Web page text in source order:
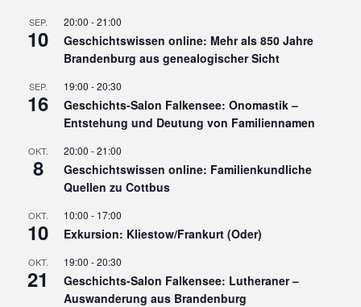
SEP.
10
20:00 -21:00
Geschichtswissen online: Mehr als 850 Jahre
Brandenburg aus genealogischer Sicht
SEP.
16
19:00 -20:30
Geschichts-Salon Falkensee: Onomastik –
Entstehung und Deutung von Familiennamen
OKT.
8
20:00 -21:00
Geschichtswissen online: Familienkundliche
Quellen zu Cottbus
OKT.
10
10:00 - 17:00
Exkursion: Kliestow/Frankurt (Oder)
OKT.
21
19:00 -20:30
Geschichts-Salon Falkensee: Lutheraner –
Auswanderung aus Brandenburg